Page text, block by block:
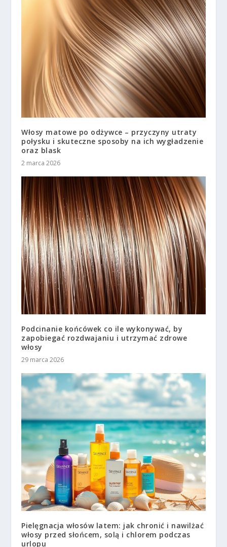
Włosy matowe po odżywce – przyczyny utraty
połysku i skuteczne sposoby na ich wygładzenie
oraz blask
2 marca 2026
Podcinanie końcówek co ile wykonywać, by
zapobiegać rozdwajaniu i utrzymać zdrowe
włosy
29 marca 2026
Pielęgnacja włosów latem: jak chronić i nawilżać
włosy przed słońcem, solą i chlorem podczas
urlopu